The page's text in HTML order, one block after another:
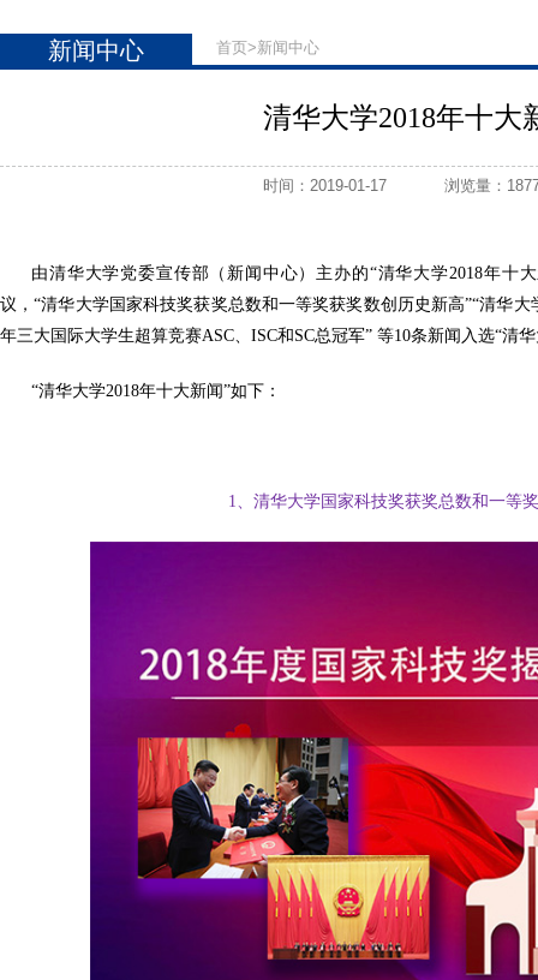
新闻中心 首页>新闻中心
清华大学2018年十大
时间：2019-01-17 浏览量
由清华大学党委宣传部（新闻中心）主办的“清华大学2018年十
议，“清华大学国家科技奖获奖总数和一等奖获奖数创历史新高”“清华
年三大国际大学生超算竞赛ASC、ISC和SC总冠军” 等10条新闻入选“清
“清华大学2018年十大新闻”如下：
1、清华大学国家科技奖获奖总数和一等